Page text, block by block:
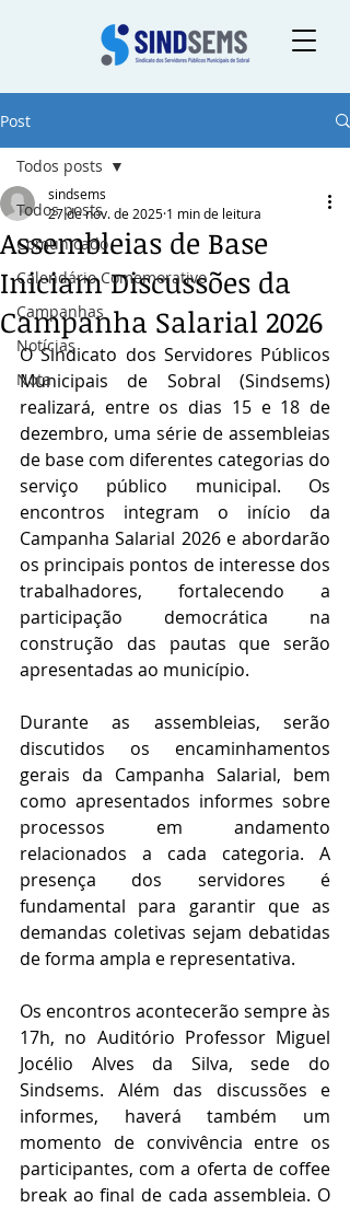
Post
Todos posts
Comunicado
Calendário Comemorativo
Campanhas
Notícias
Nota
Todos posts
Assembleias de Base
Iniciam Discussões da
Campanha Salarial 2026
sindsems
27 de nov. de 2025 1 min de leitura
O Sindicato dos Servidores Públicos
Municipais de Sobral (Sindsems)
realizará, entre os dias 15 e 18 de
dezembro, uma série de assembleias
de base com diferentes categorias do
serviço público municipal. Os
encontros integram o início da
Campanha Salarial 2026 e abordarão
os principais pontos de interesse dos
trabalhadores, fortalecendo a
participação democrática na
construção das pautas que serão
apresentadas ao município.
Durante as assembleias, serão
discutidos os encaminhamentos
gerais da Campanha Salarial, bem
como apresentados informes sobre
processos em andamento
relacionados a cada categoria. A
presença dos servidores é
fundamental para garantir que as
demandas coletivas sejam debatidas
de forma ampla e representativa.
Os encontros acontecerão sempre às
17h, no Auditório Professor Miguel
Jocélio Alves da Silva, sede do
Sindsems. Além das discussões e
informes, haverá também um
momento de convivência entre os
participantes, com a oferta de coffee
break ao final de cada assembleia. O